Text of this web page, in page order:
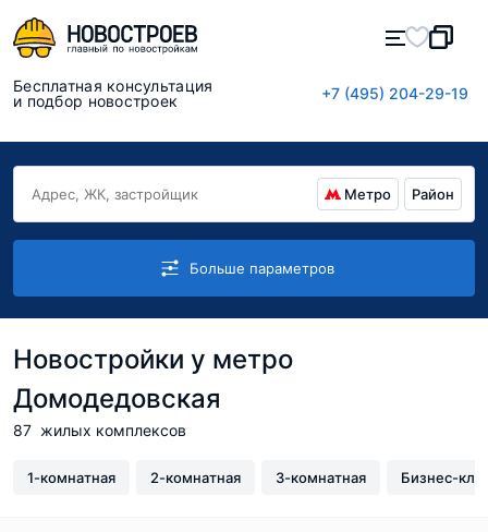
Бесплатная консультация
и подбор новостроек
+7 (495) 204-29-19
Метро Район
Больше параметров
Новостройки у метро
Домодедовская
87 жилых комплексов
1-комнатная 2-комнатная 3-комнатная Бизнес-